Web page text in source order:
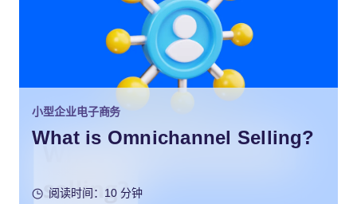
小型企业电子商务
What is Omnichannel Selling?
阅读时间：10 分钟